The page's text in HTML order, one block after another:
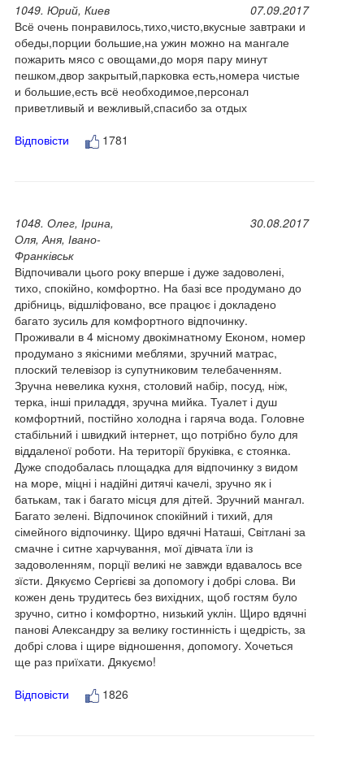
1049. Юрий, Киев
07.09.2017
Всё очень понравилось,тихо,чисто,вкусные завтраки и
обеды,порции большие,на ужин можно на мангале
пожарить мясо с овощами,до моря пару минут
пешком,двор закрытый,парковка есть,номера чистые
и большие,есть всё необходимое,персонал
приветливый и вежливый,спасибо за отдых
Відповісти
1781
1048. Олег, Ірина,
Оля, Аня, Івано-
Франківськ
30.08.2017
Відпочивали цього року вперше і дуже задоволені,
тихо, спокійно, комфортно. На базі все продумано до
дрібниць, відшліфовано, все працює і докладено
багато зусиль для комфортного відпочинку.
Проживали в 4 місному двокімнатному Економ, номер
продумано з якісними меблями, зручний матрас,
плоский телевізор із супутниковим телебаченням.
Зручна невелика кухня, столовий набір, посуд, ніж,
терка, інші приладдя, зручна мийка. Туалет і душ
комфортний, постійно холодна і гаряча вода. Головне
стабільний і швидкий інтернет, що потрібно було для
віддаленої роботи. На території бруківка, є стоянка.
Дуже сподобалась площадка для відпочинку з видом
на море, міцні і надійні дитячі качелі, зручно як і
батькам, так і багато місця для дітей. Зручний мангал.
Багато зелені. Відпочинок спокійний і тихий, для
сімейного відпочинку. Щиро вдячні Наташі, Світлані за
смачне і ситне харчування, мої дівчата їли із
задоволенням, порції великі не завжди вдавалось все
зїсти. Дякуємо Сергієві за допомогу і добрі слова. Ви
кожен день трудитесь без вихідних, щоб гостям було
зручно, ситно і комфортно, низький уклін. Щиро вдячні
панові Александру за велику гостинність і щедрість, за
добрі слова і щире відношення, допомогу. Хочеться
ще раз приїхати. Дякуємо!
Відповісти
1826